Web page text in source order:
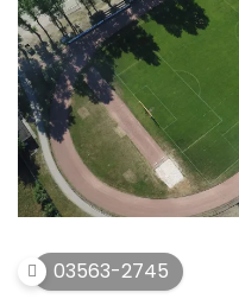
03563-2745